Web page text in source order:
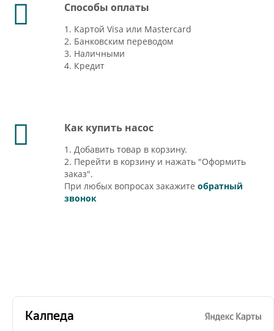
Способы оплаты
1. Картой Visa или Mastercard
2. Банковским переводом
3. Наличными
4. Кредит
Как купить насос
1. Добавить товар в корзину.
2. Перейти в корзину и нажать "Оформить
заказ".
При любых вопросах закажите обратный
звонок